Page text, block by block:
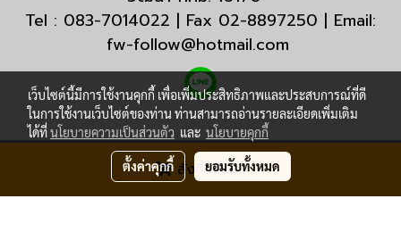
สั่งซื้อสินค้า
Tel : 083-7014022 | Fax 02-8897250 | Email:
fw-follow@hotmail.com
© Copyright 2020 All Rights Reserved.
เว็บไซต์นี้มีการใช้งานคุกกี้ เพื่อเพิ่มประสิทธิภาพและประสบการณ์ที่ดี
ในการใช้งานเว็บไซต์ของท่าน ท่านสามารถอ่านรายละเอียดเพิ่มเติม
ได้ที่นโยบายความเป็นส่วนตัว และ นโยบายคุกกี้
ตั้งค่าคุกกี้ ยอมรับทั้งหมด